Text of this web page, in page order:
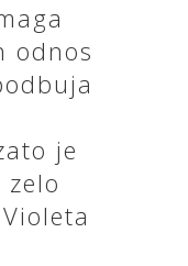
odnos
je